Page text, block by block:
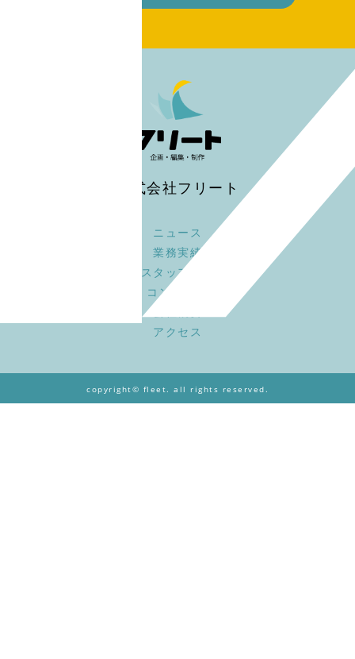
株式会社フリート
ニュース
業務実績
スタッフ募集
コンセプト
アクセス
copyright© fleet. all rights reserved.